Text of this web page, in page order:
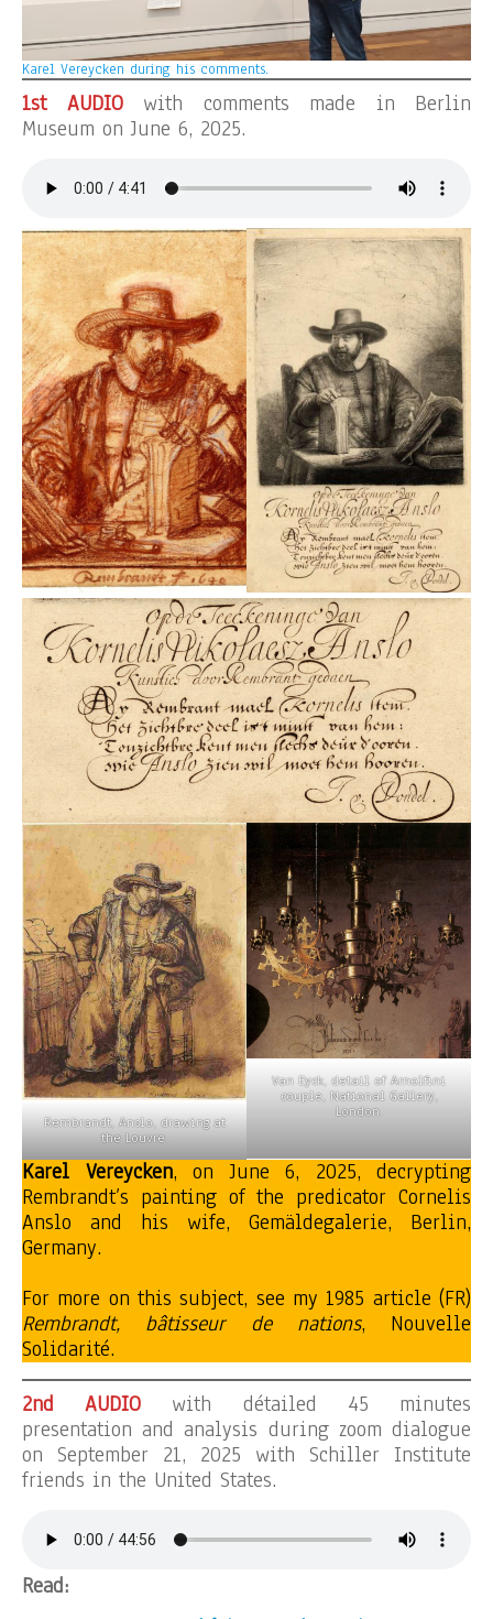
Karel Vereycken during his comments.
1st AUDIOwith comments made in Berlin
Museum on June 6, 2025.
Rembrandt, Anslo, drawing at
the Louvre.
Van Eyck, detail of Arnolfini
couple, National Gallery,
London.
Karel Vereycken, on June 6, 2025, decrypting
Rembrandt’s painting of the predicator Cornelis
Anslo and his wife, Gemäldegalerie, Berlin,
Germany.
For more on this subject, see my 1985 article (FR)
Rembrandt, bâtisseur de nations, Nouvelle
Solidarité.
2nd AUDIO with détailed 45 minutes
presentation and analysis during zoom dialogue
on September 21, 2025 with Schiller Institute
friends in the United States.
Read: